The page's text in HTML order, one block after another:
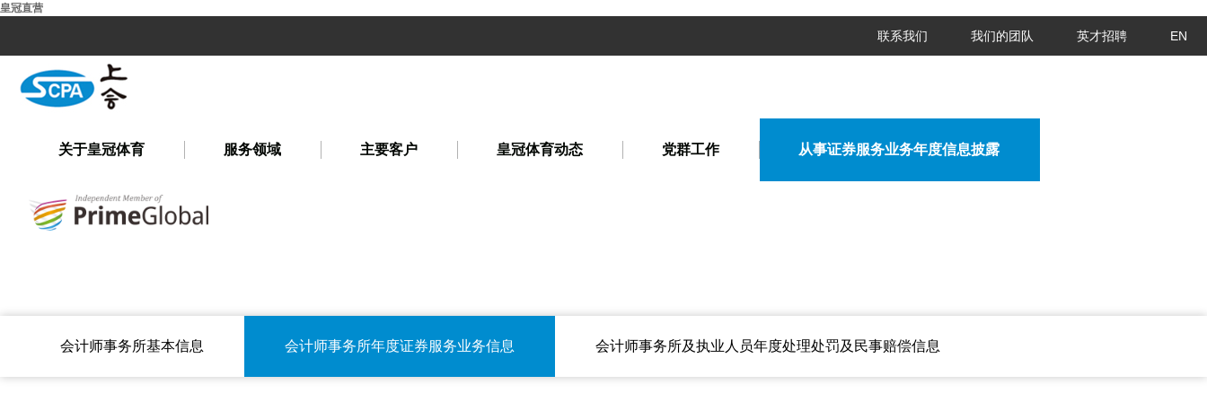
皇冠直营
联系我们 我们的团队 英才招聘 EN
关于皇冠体育 服务领域 主要客户 皇冠体育动态 党群工作 从事证券服务业务年度信息披露
会计师事务所基本信息 会计师事务所年度证券服务业务信息 会计师事务所及执业人员年度处理处罚及民事赔偿信息